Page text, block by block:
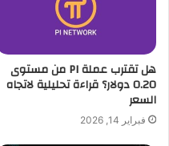
هل تقترب عملة PI من مستوى
0.20 دولار؟ قراءة تحليلية لاتجاه
السعر
فبراير 14, 2026